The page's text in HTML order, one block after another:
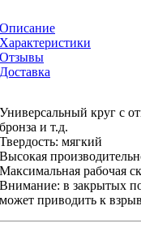
Описание
Характеристики
Отзывы
Доставка
Универсальный круг с
бронза и т.д.
Твердость: мягкий
Высокая
Максимальная рабочая
Внимание: в закрытых
может приводить к